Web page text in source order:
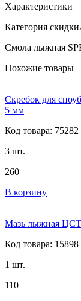
Характеристики
Категория скидки
Смола лыжная
Похожие товары
Скребок для
5 мм
Код товара: 75282
3 шт.
260
В корзину
Мазь лыжная ЦСТ
Код товара: 15898
1 шт.
110